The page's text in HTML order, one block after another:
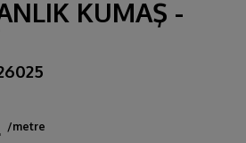
KUMAŞ -
/metre